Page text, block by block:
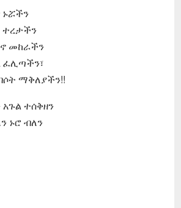
ኑሯችን
ተረታችን
መከራችን
ማቅለያችን!!
ተሰቅዘን
ኑሮ ብለን